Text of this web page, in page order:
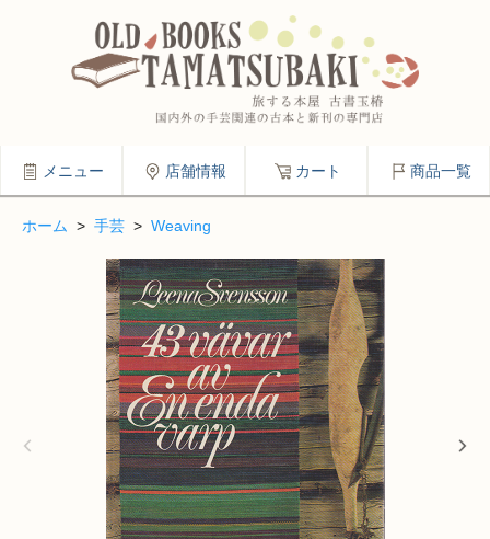
メニュー 店舗情報 カート 商品一覧
ホーム > 手芸 > Weaving